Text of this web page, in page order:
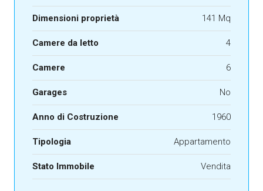
Dimensioni proprietà 141 Mq
Camere da letto 4
Camere 6
Garages No
Anno di Costruzione 1960
Tipologia Appartamento
Stato Immobile Vendita